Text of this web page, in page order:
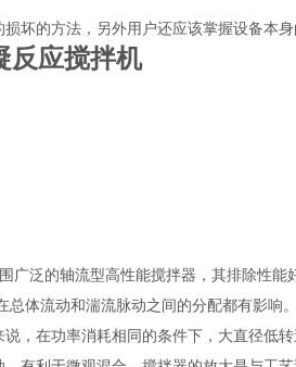
的方法，另外用户还应该掌握设备本身
反应搅拌机
泛的轴流型高性能搅拌器，其排除性
体流动和湍流脉动之间的分配都有影响
，在功率消耗相同的条件下，大直径低